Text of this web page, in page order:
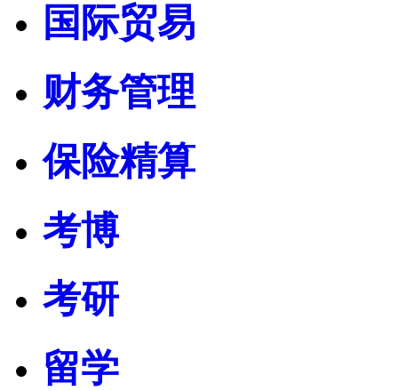
国际贸易
财务管理
保险精算
考博
考研
留学